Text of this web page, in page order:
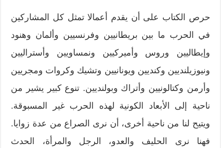
حرص الكتاب على أن يقدم أعمالا تمثل كل المشاركين
في الحرب ما بين بريطانيين وفرنسيين وألمان وهنود
وإيطاليين وروس وأميركيين ونمساويين وأستراليين
ونيوزيلنديين وكنديين ويونانيين وتشيك وكروات ومجريين
وأرمن وكتالونيين وأتراك وبولنديين. تنوع كبير يشير من
ناحية إلى الأبعاد الكونية لهذه الحرب غير المسبوقة.
ويتيح لنا من ناحية أخرى، أن نرى الصراع من عدة زوايا.
فهنا نرى الحليف والعدو، الرجل والمرأة، الحدث